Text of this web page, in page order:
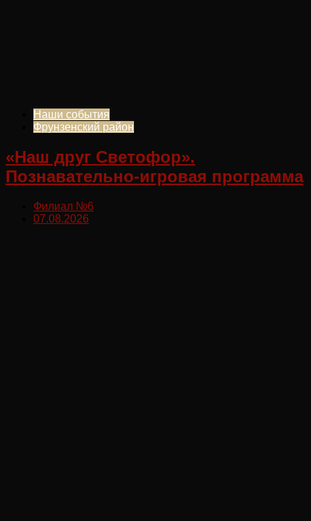
Наши события
Фрунзенский район
«Наш друг Светофор».
Познавательно-игровая программа
Филиал №6
07.08.2026